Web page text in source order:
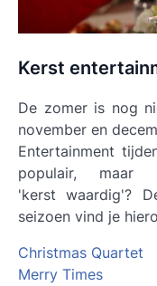
Kerst
De zomer is nog
november en
Entertainment
populair,
'kerst waardig'?
seizoen vind je
Christmas Quartet
Merry Times